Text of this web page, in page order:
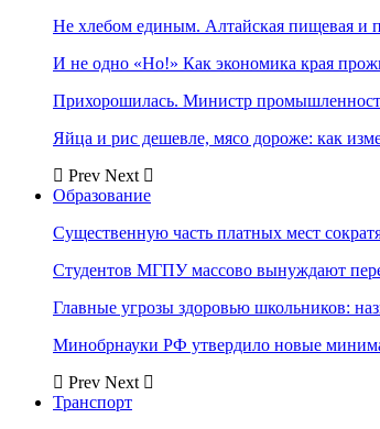
Не хлебом единым. Алтайская пищевая
И не одно «Но!» Как экономика края
Прихорошилась. Министр
Яйца и рис дешевле, мясо дороже: как
Prev Next
Образование
Существенную часть платных мест
Студентов МГПУ массово вынуждают
Главные угрозы здоровью школьников:
Минобрнауки РФ утвердило новые
Prev Next
Транспорт